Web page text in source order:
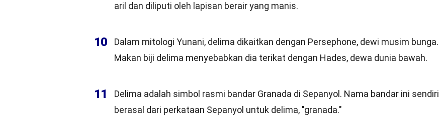
aril dan diliputi oleh lapisan berair yang manis.
10
Dalam mitologi Yunani, delima dikaitkan dengan Persephone, dewi musim bunga.
Makan biji delima menyebabkan dia terikat dengan Hades, dewa dunia bawah.
11
Delima adalah simbol rasmi bandar Granada di Sepanyol. Nama bandar ini sendiri
berasal dari perkataan Sepanyol untuk delima, "granada."